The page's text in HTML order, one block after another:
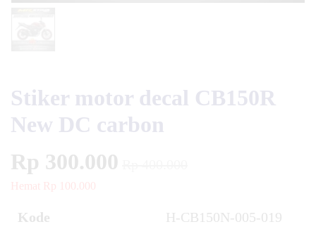
Stiker motor decal CB150R
New DC carbon
Rp 300.000
Hemat Rp 100.000
Kode H-CB150N-005-019